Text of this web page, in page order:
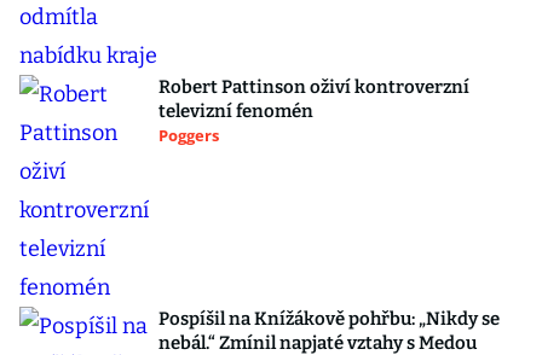
Robert Pattinson oživí kontroverzní
televizní fenomén
Poggers
Pospíšil na Knížákově pohřbu: „Nikdy se
nebál.“ Zmínil napjaté vztahy s Medou